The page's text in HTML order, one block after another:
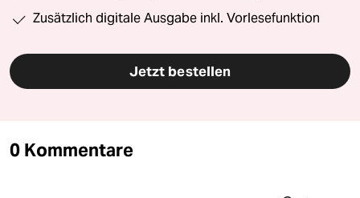
Zusätzlich digitale Ausgabe inkl. Vorlesefunktion
Jetzt bestellen
0 Kommentare